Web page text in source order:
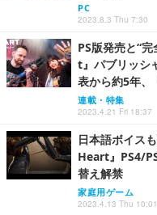
PC
2023.8.3 Thu 7:30
PS版発売と“
t』パブリッシ
表から約5年、
連載・特集
2023.4.21 Fri 18:37
日本語ボイス
Heart』PS4/
替え解禁
家庭用ゲーム
2023.4.13 Thu 10:01